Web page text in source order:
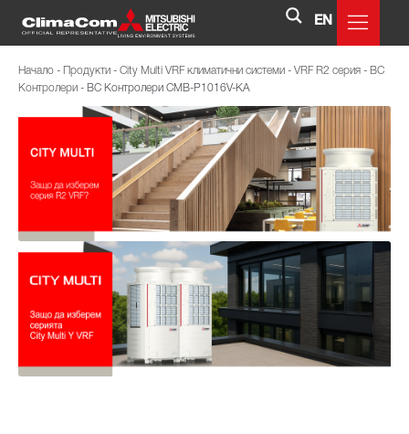
EN
Начало - Продукти - City Multi VRF климатични системи - VRF R2 серия - BC
Контролери - BC Контролери CMB-P1016V-KA